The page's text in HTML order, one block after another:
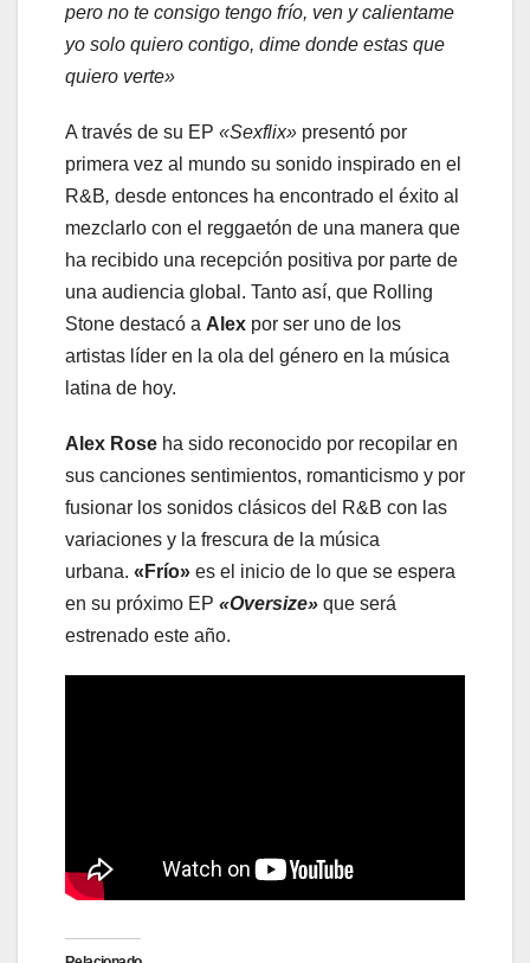
pero no te consigo tengo frío, ven y calientame
yo solo quiero contigo, dime donde estas que
quiero verte»
A través de su EP «Sexflix» presentó por
primera vez al mundo su sonido inspirado en el
R&B, desde entonces ha encontrado el éxito al
mezclarlo con el reggaetón de una manera que
ha recibido una recepción positiva por parte de
una audiencia global. Tanto así, que Rolling
Stone destacó a Alex por ser uno de los
artistas líder en la ola del género en la música
latina de hoy.
Alex Rose ha sido reconocido por recopilar en
sus canciones sentimientos, romanticismo y por
fusionar los sonidos clásicos del R&B con las
variaciones y la frescura de la música
urbana. «Frío» es el inicio de lo que se espera
en su próximo EP «Oversize» que será
estrenado este año.